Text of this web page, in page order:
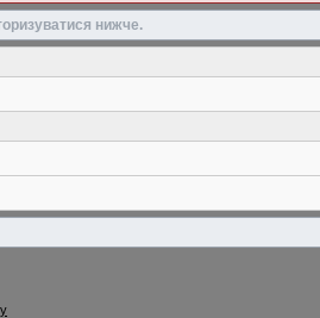
нижче.